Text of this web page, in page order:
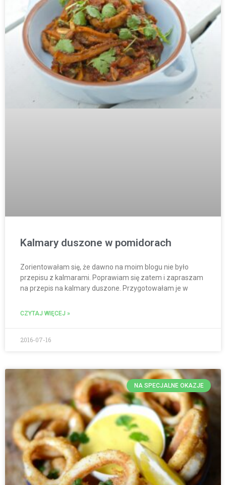
Kalmary duszone w pomidorach
Zorientowałam się, że dawno na moim blogu nie było
przepisu z kalmarami. Poprawiam się zatem i zapraszam
na przepis na kalmary duszone. Przygotowałam je w
CZYTAJ WIĘCEJ »
2016-07-16
NA SPECJALNE OKAZJE